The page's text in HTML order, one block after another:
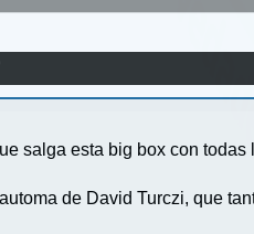
salga esta big box con
de David Turczi, que